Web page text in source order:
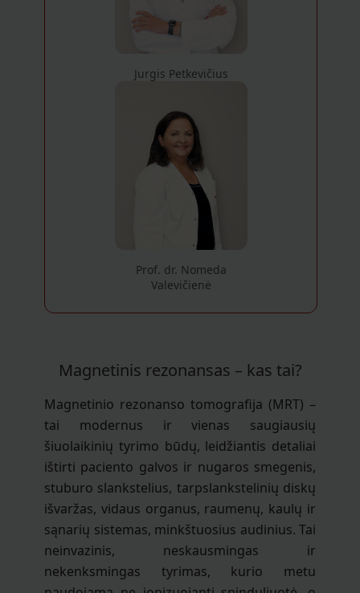
Jurgis Petkevičius
Prof. dr. Nomeda
Valevičienė
Magnetinis rezonansas – kas tai?
Magnetinio rezonanso tomografija (MRT) –
tai modernus ir vienas saugiausių
šiuolaikinių tyrimo būdų, leidžiantis detaliai
ištirti paciento galvos ir nugaros smegenis,
stuburo slankstelius, tarpslankstelinių diskų
išvaržas, vidaus organus, raumenų, kaulų ir
sąnarių sistemas, minkštuosius audinius. Tai
neinvazinis, neskausmingas ir
nekenksmingas tyrimas, kurio metu